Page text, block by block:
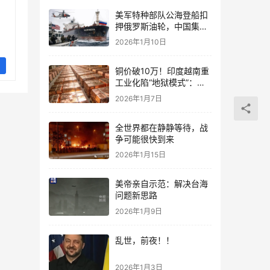
美军特种部队公海登船扣
押俄罗斯油轮，中国集装
箱武装船早有准备？
2026年1月10日
铜价破10万！印度越南重
工业化陷“地狱模式”：中
国当年抄底的历史红利，
再也复刻不了
2026年1月7日
全世界都在静静等待，战
争可能很快到来
2026年1月15日
美帝亲自示范：解决台海
问题新思路
2026年1月9日
乱世，前夜！！
2026年1月3日